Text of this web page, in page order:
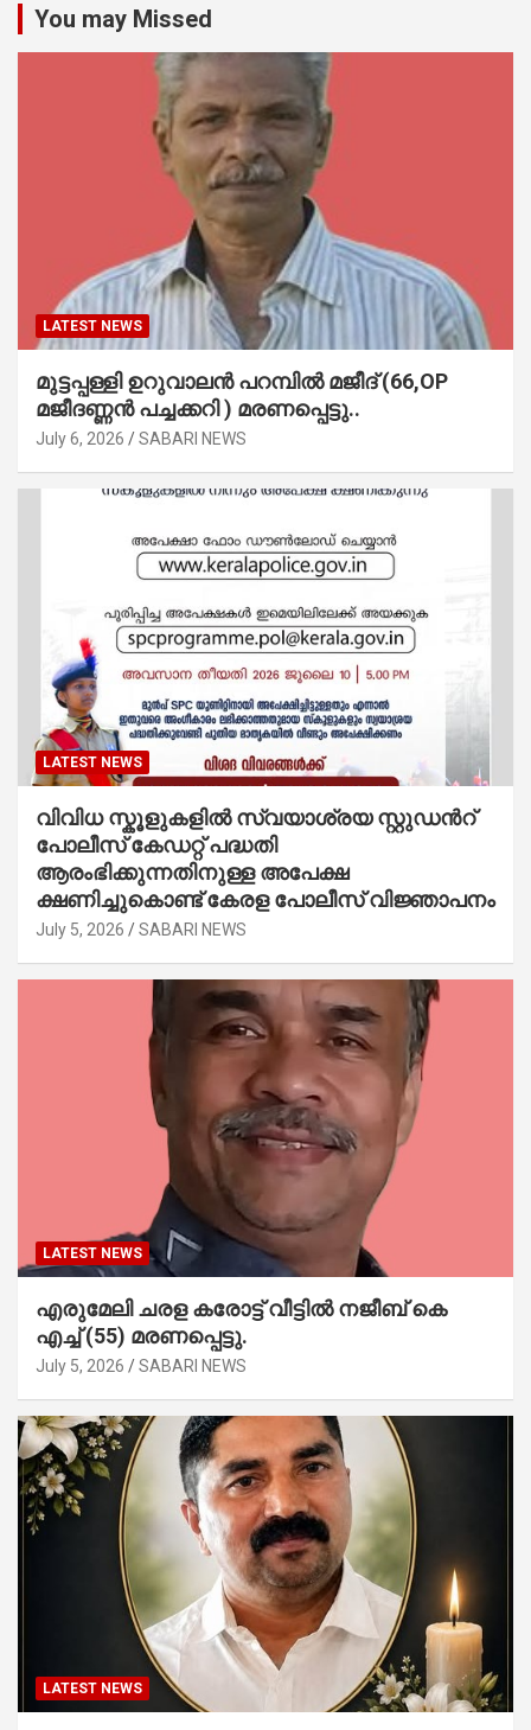
You may Missed
LATEST NEWS
മുട്ടപ്പള്ളി ഉറുവാലൻ പറമ്പിൽ മജീദ് (66,OP
മജീദണ്ണൻ പച്ചക്കറി ) മരണപ്പെട്ടു..
July 6, 2026 SABARI NEWS
LATEST NEWS
വിവിധ സ്കൂളുകളില്‍ സ്വയാശ്രയ സ്റ്റുഡന്‍റ്
പോലീസ് കേഡറ്റ് പദ്ധതി
ആരംഭിക്കുന്നതിനുള്ള അപേക്ഷ
ക്ഷണിച്ചുകൊണ്ട് കേരള പോലീസ് വിജ്ഞാപനം
July 5, 2026 SABARI NEWS
LATEST NEWS
എരുമേലി ചരള കരോട്ട് വീട്ടിൽ നജീബ് കെ
എച്ച് (55) മരണപ്പെട്ടു.
July 5, 2026 SABARI NEWS
LATEST NEWS